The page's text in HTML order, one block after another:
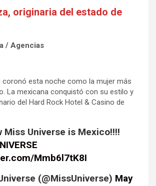
originaria del estado de
/ Agencias
coronó esta noche como la mujer más
La mexicana conquistó con su estilo y
del Hard Rock Hotel & Casino de
Miss Universe is Mexico!!!!
Mmb6l7tK8I
(@MissUniverse) May